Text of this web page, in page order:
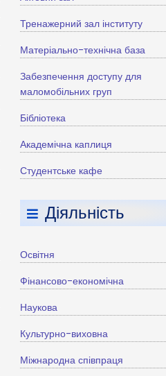
Тренажерний зал інституту
Матеріально-технічна база
Забезпечення доступу для
маломобільних груп
Бібліотека
Академічна каплиця
Студентське кафе
Діяльність
Освітня
Фінансово-економічна
Наукова
Культурно-виховна
Міжнародна співпраця